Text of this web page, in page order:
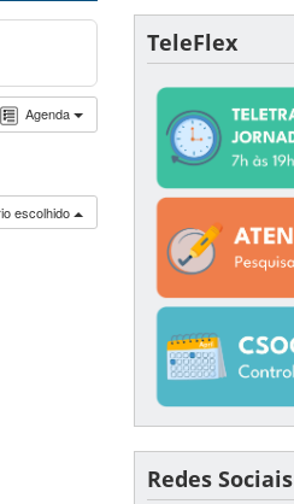
Agenda
escolhido
TeleFlex
Redes Sociais